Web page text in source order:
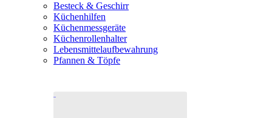
Besteck & Geschirr
Küchenhilfen
Küchenmessgeräte
Küchenrollenhalter
Lebensmittelaufbewahrung
Pfannen & Töpfe